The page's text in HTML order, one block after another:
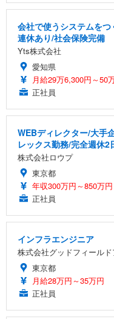
会社で使うシステムを
連休あり/社会保険完備
Yts株式会社
愛知県
月給29万6,300円～50
正社員
WEBディレクター/大手
レックス勤務/完全週休
株式会社ロウプ
東京都
年収300万円～850万円
正社員
インフラエンジニア
株式会社グッドフィール
東京都
月給28万円～35万円
正社員